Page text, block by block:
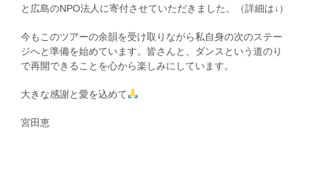
と広島のNPO法人に寄付させていただきました。（詳細は↓）
今もこのツアーの余韻を受け取りながら私自身の次のステー
ジへと準備を始めています。皆さんと、ダンスという道のり
で再開できることを心から楽しみにしています。
大きな感謝と愛を込めて
宮田恵